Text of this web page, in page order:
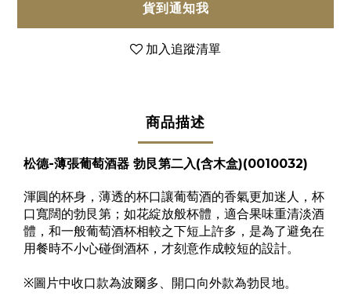
貨到通知我
加入追蹤清單
商品描述
松德-薄張葡萄酒器 勃艮第二入(含木盒)(0010032)
渾圓的杯身，薄透的杯口讓葡萄酒的香氣更加迷人，杯
口寬闊的勃艮第；如花綻放般杯體，適合果味重清淡酒
體，和一般葡萄酒杯相較之下短上許多，是為了避免在
用餐時不小心碰倒酒杯，才刻意作成較短的設計。
※圖片中收口款為波爾多、開口向外款為勃艮地。